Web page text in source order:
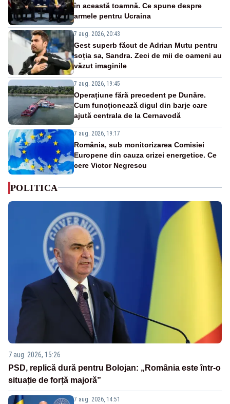
în această toamnă. Ce spune despre
armele pentru Ucraina
7 aug. 2026, 20:43
Gest superb făcut de Adrian Mutu pentru
soția sa, Sandra. Zeci de mii de oameni au
văzut imaginile
7 aug. 2026, 19:45
Operațiune fără precedent pe Dunăre.
Cum funcționează digul din barje care
ajută centrala de la Cernavodă
7 aug. 2026, 19:17
România, sub monitorizarea Comisiei
Europene din cauza crizei energetice. Ce
cere Victor Negrescu
POLITICA
7 aug. 2026, 15:26
PSD, replică dură pentru Bolojan: „România este într-o
situație de forță majoră”
7 aug. 2026, 14:51